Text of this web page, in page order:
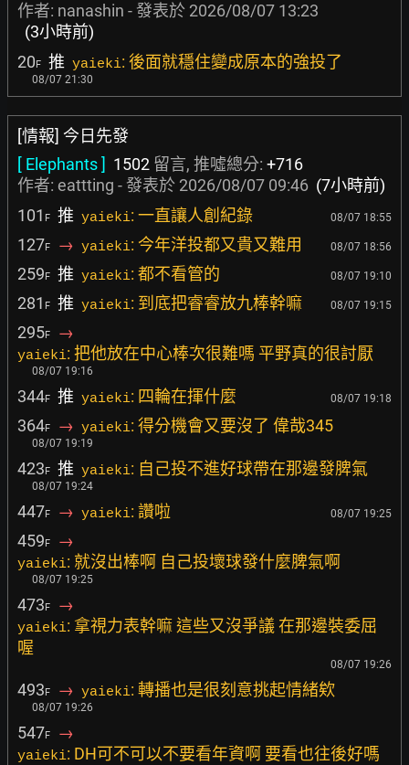
作者: nanashin - 發表於 2026/08/07 13:23
(3小時前)
20F 推 yaieki: 後面就穩住變成原本的強投了
08/07 21:30
[情報] 今日先發
[ Elephants ] 1502 留言, 推噓總分: +716
作者: eattting - 發表於 2026/08/07 09:46 (7小時前)
101 F 推 yaieki: 一直讓人創紀錄 08/07 18:55
127F → yaieki: 今年洋投都又貴又難用 08/07 18:56
259F 推 yaieki: 都不看管的 08/07 19:10
281 F 推 yaieki: 到底把睿睿放九棒幹嘛 08/07 19:15
295F →
yaieki: 把他放在中心棒次很難嗎 平野真的很討厭
08/07 19:16
344F 推 yaieki: 四輪在揮什麼 08/07 19:18
364F → yaieki: 得分機會又要沒了 偉哉345
08/07 19:19
423F 推 yaieki: 自己投不進好球帶在那邊發脾氣
08/07 19:24
447F → yaieki: 讚啦 08/07 19:25
459F →
yaieki: 就沒出棒啊 自己投壞球發什麼脾氣啊
08/07 19:25
473F →
yaieki: 拿視力表幹嘛 這些又沒爭議 在那邊裝委屈
喔
08/07 19:26
493F → yaieki: 轉播也是很刻意挑起情緒欸
08/07 19:26
547F →
yaieki: DH可不可以不要看年資啊 要看也往後好嗎